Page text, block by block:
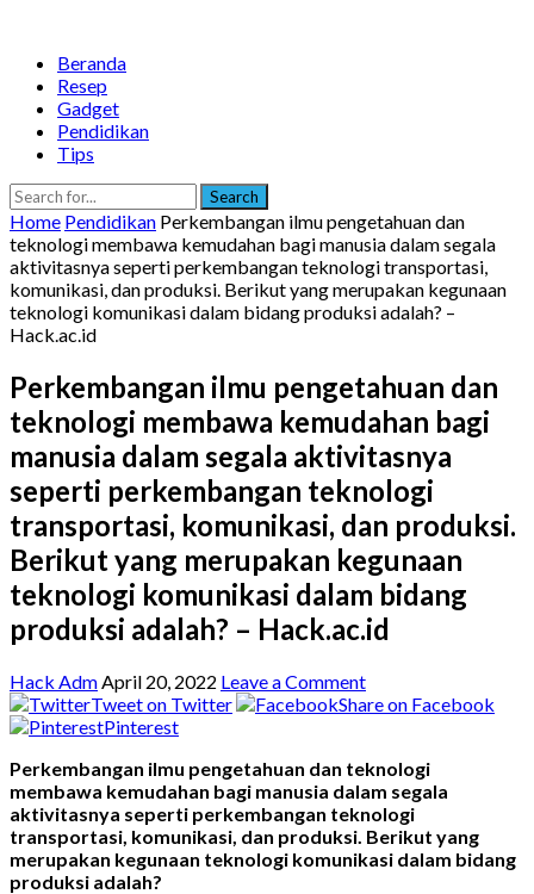
Beranda
Resep
Gadget
Pendidikan
Tips
Search
Home Pendidikan Perkembangan ilmu pengetahuan dan
teknologi membawa kemudahan bagi manusia dalam segala
aktivitasnya seperti perkembangan teknologi transportasi,
komunikasi, dan produksi. Berikut yang merupakan kegunaan
teknologi komunikasi dalam bidang produksi adalah? –
Hack.ac.id
Perkembangan ilmu pengetahuan dan
teknologi membawa kemudahan bagi
manusia dalam segala aktivitasnya
seperti perkembangan teknologi
transportasi, komunikasi, dan produksi.
Berikut yang merupakan kegunaan
teknologi komunikasi dalam bidang
produksi adalah? – Hack.ac.id
Hack AdmApril 20, 2022 Leave a Comment
Tweet on Twitter
Share on Facebook
Pinterest
Perkembangan ilmu pengetahuan dan teknologi
membawa kemudahan bagi manusia dalam segala
aktivitasnya seperti perkembangan teknologi
transportasi, komunikasi, dan produksi. Berikut yang
merupakan kegunaan teknologi komunikasi dalam bidang
produksi adalah?